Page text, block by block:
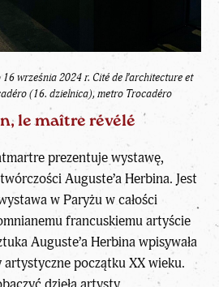
września 2024 r. Cité de l’architecture et
(16. dzielnica), metro Trocadéro
le maître révélé
prezentuje wystawę,
Auguste’a Herbina. Jest
w Paryżu w całości
francuskiemu artyście
Auguste’a Herbina wpisywała
początku XX wieku.